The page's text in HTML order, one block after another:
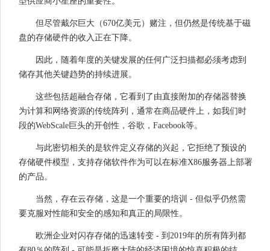
但尽管戴尔巨大（670亿美元）赌注，但仍然是传统基于磁
盘的存储硬件的收入正在下降。
因此，随着年度的关键发展的任何广泛扫描都必须考虑到
储存其他关键趋势的持续进展。
这些包括超融合存储，它看到了由直接附加的存储器替换
为计算和网络资源的传统阵列，通常在商品硬件上，如我们时
段的WebScale巨头的开创性，谷歌，Facebook等。
与此密切相关的是软件定义存储的兴起，它拒绝了预设的
存储硬件模型，支持存储软件作为可以在标准X86服务器上部署
的产品。
当然，存在云存储，这是一个重要的培训 - 但似乎仍然需
要克服对性能和安全的感知和真正的局限性。
欧洲企业对闪存存储的迅速转变 - 到2019年的所有阵列都